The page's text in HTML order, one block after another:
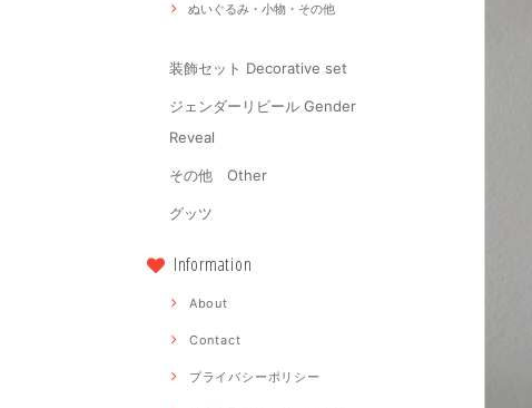
ぬいぐるみ・小物・その他
装飾セット Decorative set
ジェンダーリビール Gender
Reveal
その他 Other
グッツ
Information
About
Contact
プライバシーポリシー